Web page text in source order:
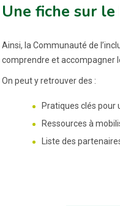
Une fiche sur
Ainsi, la Communauté de
comprendre et accompagner
On peut y retrouver des :
Pratiques clés
Ressources à
Liste des